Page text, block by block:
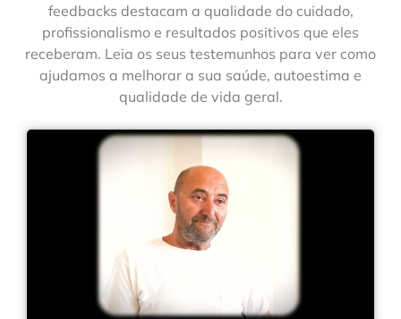
feedbacks destacam a qualidade do cuidado,
profissionalismo e resultados positivos que eles
receberam. Leia os seus testemunhos para ver como
ajudamos a melhorar a sua saúde, autoestima e
qualidade de vida geral.